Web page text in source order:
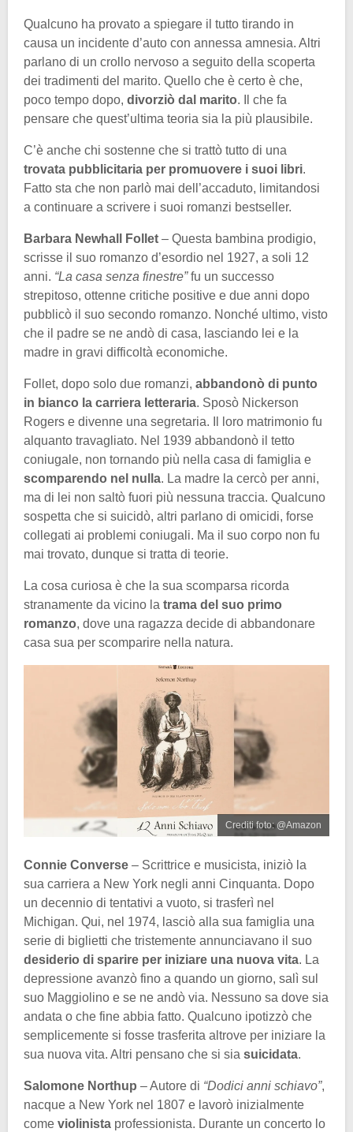
Qualcuno ha provato a spiegare il tutto tirando in
causa un incidente d’auto con annessa amnesia. Altri
parlano di un crollo nervoso a seguito della scoperta
dei tradimenti del marito. Quello che è certo è che,
poco tempo dopo, divorziò dal marito. Il che fa
pensare che quest’ultima teoria sia la più plausibile.
C’è anche chi sostenne che si trattò tutto di una
trovata pubblicitaria per promuovere i suoi libri.
Fatto sta che non parlò mai dell’accaduto, limitandosi
a continuare a scrivere i suoi romanzi bestseller.
Barbara Newhall Follet – Questa bambina prodigio,
scrisse il suo romanzo d’esordio nel 1927, a soli 12
anni. “La casa senza finestre”fu un successo
strepitoso, ottenne critiche positive e due anni dopo
pubblicò il suo secondo romanzo. Nonché ultimo, visto
che il padre se ne andò di casa, lasciando lei e la
madre in gravi difficoltà economiche.
Follet, dopo solo due romanzi, abbandonò di punto
in bianco la carriera letteraria. Sposò Nickerson
Rogers e divenne una segretaria. Il loro matrimonio fu
alquanto travagliato. Nel 1939 abbandonò il tetto
coniugale, non tornando più nella casa di famiglia e
scomparendo nel nulla. La madre la cercò per anni,
ma di lei non saltò fuori più nessuna traccia. Qualcuno
sospetta che si suicidò, altri parlano di omicidi, forse
collegati ai problemi coniugali. Ma il suo corpo non fu
mai trovato, dunque si tratta di teorie.
La cosa curiosa è che la sua scomparsa ricorda
stranamente da vicino la trama del suo primo
romanzo, dove una ragazza decide di abbandonare
casa sua per scomparire nella natura.
Crediti foto: @Amazon
Connie Converse – Scrittrice e musicista, iniziò la
sua carriera a New York negli anni Cinquanta. Dopo
un decennio di tentativi a vuoto, si trasferì nel
Michigan. Qui, nel 1974, lasciò alla sua famiglia una
serie di biglietti che tristemente annunciavano il suo
desiderio di sparire per iniziare una nuova vita. La
depressione avanzò fino a quando un giorno, salì sul
suo Maggiolino e se ne andò via. Nessuno sa dove sia
andata o che fine abbia fatto. Qualcuno ipotizzò che
semplicemente si fosse trasferita altrove per iniziare la
sua nuova vita. Altri pensano che si sia suicidata.
Salomone Northup – Autore di “Dodici anni schiavo”,
nacque a New York nel 1807 e lavorò inizialmente
come violinista professionista. Durante un concerto lo